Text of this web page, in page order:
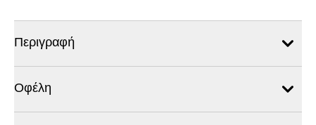
Περιγραφή
Οφέλη